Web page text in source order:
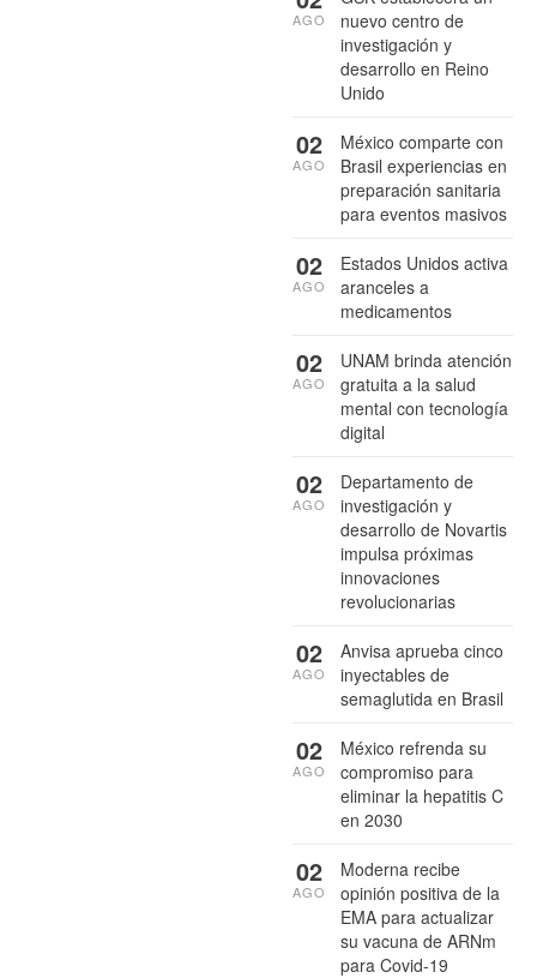
nuevo centro de
investigación y
desarrollo en Reino
Unido
AGO
México comparte con
Brasil experiencias en
preparación sanitaria
para eventos masivos
02
AGO
Estados Unidos activa
aranceles a
medicamentos
02
AGO
UNAM brinda atención
gratuita a la salud
mental con tecnología
digital
02
AGO
Departamento de
investigación y
desarrollo de Novartis
impulsa próximas
innovaciones
revolucionarias
02
AGO
Anvisa aprueba cinco
inyectables de
semaglutida en Brasil
02
AGO
México refrenda su
compromiso para
eliminar la hepatitis C
en 2030
02
AGO
Moderna recibe
opinión positiva de la
EMA para actualizar
su vacuna de ARNm
para Covid-19
02
AGO